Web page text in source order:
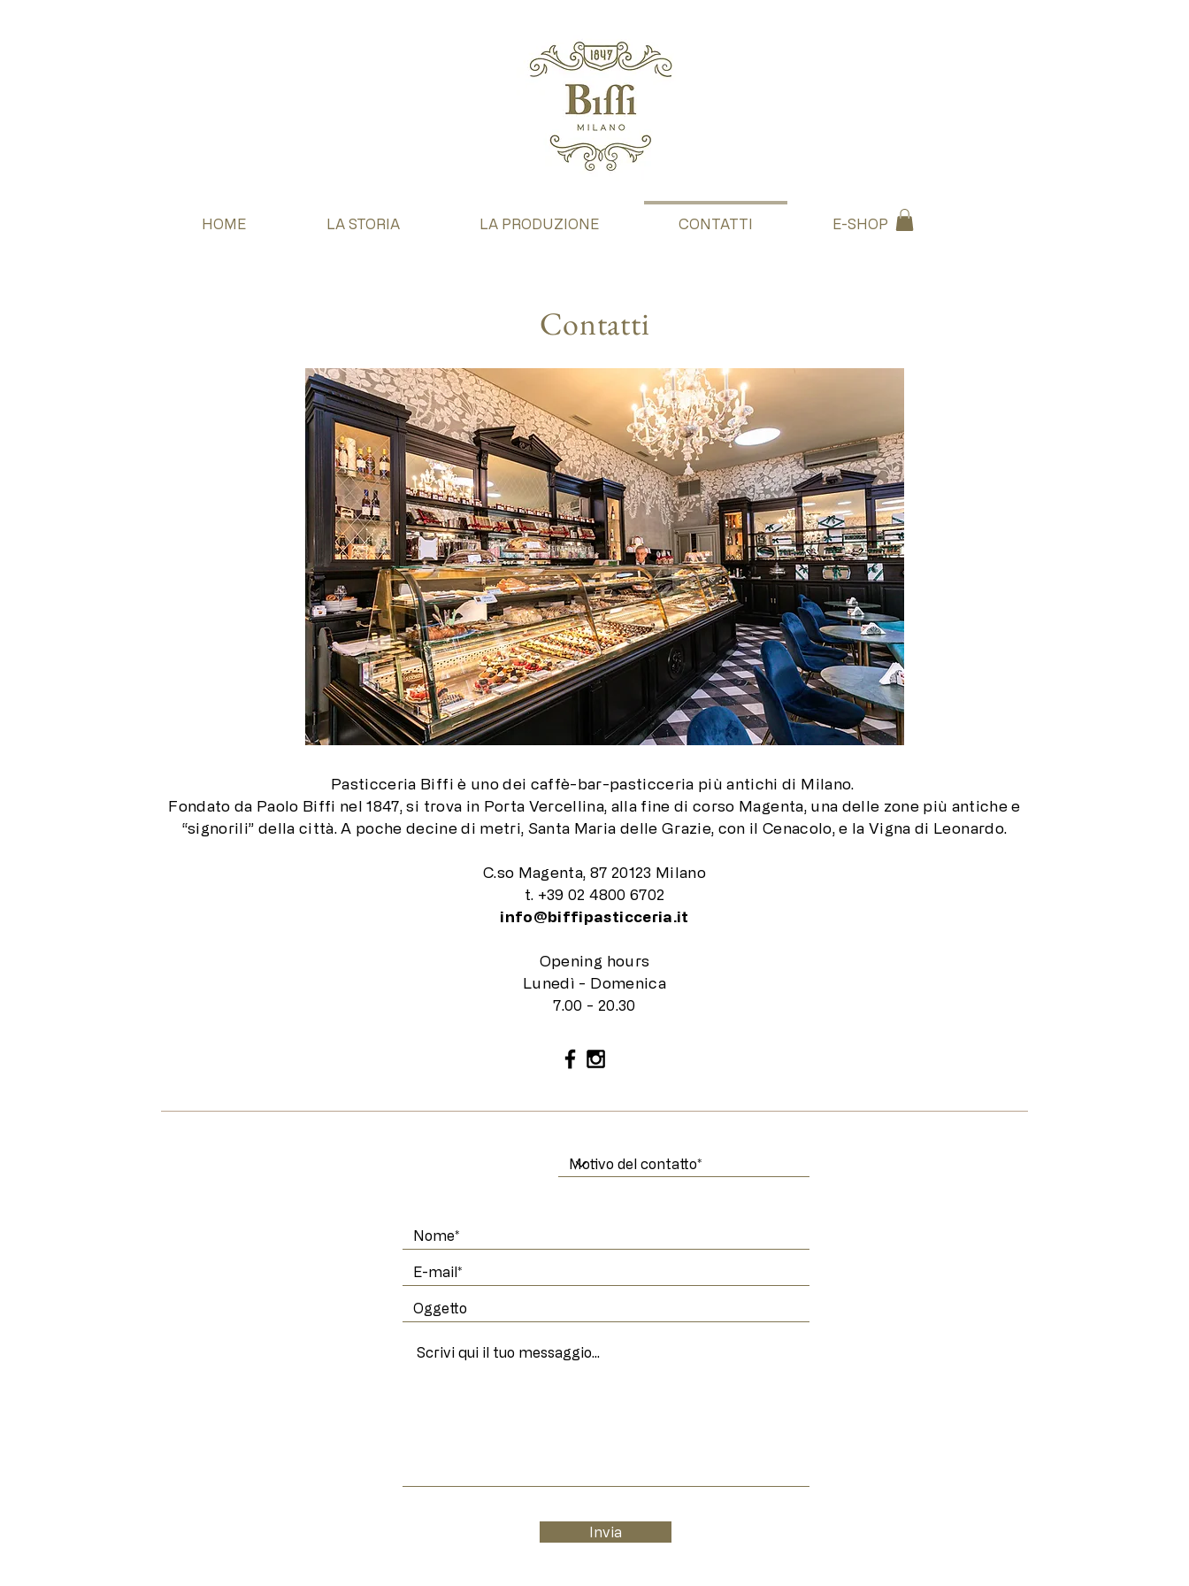
HOME LA STORIA LA PRODUZIONE CONTATTI E-SHOP
Contatti
Pasticceria Biffi è uno dei caffè-bar-pasticceria più antichi di Milano.
Fondato da Paolo Biffi nel 1847, si trova in Porta Vercellina, alla fine di corso Magenta, una delle zone più antiche e
“signorili” della città. A poche decine di metri, Santa Maria delle Grazie, con il Cenacolo, e la Vigna di Leonardo.
C.so Magenta, 87 20123 Milano
t. +39 02 4800 6702
info@biffipasticceria.it
Opening hours
Lunedì - Domenica
7.00 - 20.30
Invia